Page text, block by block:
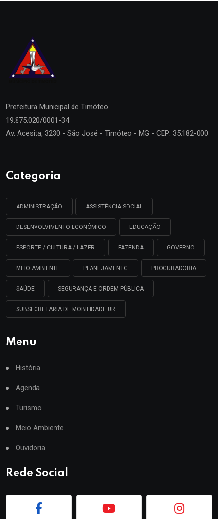
Prefeitura Municipal de Timóteo
19.875.020/0001-34
Av. Acesita, 3230 - São José - Timóteo - MG - CEP: 35.182-000
Categoria
ADMINISTRAÇÃO ASSISTÊNCIA SOCIAL
DESENVOLVIMENTO ECONÔMICO EDUCAÇÃO
ESPORTE / CULTURA / LAZER FAZENDA GOVERNO
MEIO AMBIENTE PLANEJAMENTO PROCURADORIA
SAÚDE SEGURANÇA E ORDEM PÚBLICA
SUBSECRETARIA DE MOBILIDADE UR
Menu
História
Agenda
Turismo
Meio Ambiente
Ouvidoria
Rede Social